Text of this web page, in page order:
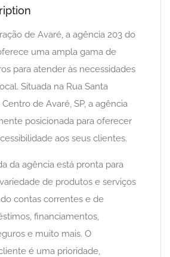
de Avaré, a agência 203 do
uma ampla gama de
para atender às necessidades
Situada na Rua Santa
Centro de Avaré, SP, a agência
posicionada para oferecer
aos seus clientes.
da agência está pronta para
de produtos e serviços
contas correntes e de
financiamentos,
e muito mais. O
é uma prioridade,